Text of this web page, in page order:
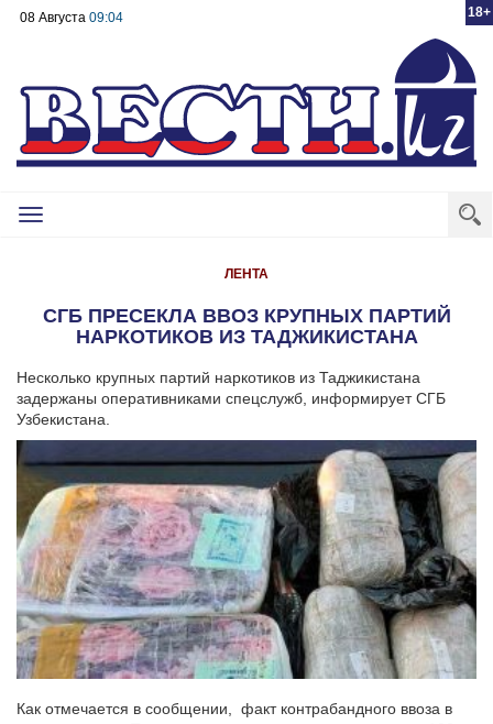
18+
08 Августа 09:04
Toggle
ЛЕНТА
СГБ ПРЕСЕКЛА ВВОЗ КРУПНЫХ ПАРТИЙ
НАРКОТИКОВ ИЗ ТАДЖИКИСТАНА
Несколько крупных партий наркотиков из Таджикистана
задержаны оперативниками спецслужб, информирует СГБ
Узбекистана.
Как отмечается в сообщении, факт контрабандного ввоза в